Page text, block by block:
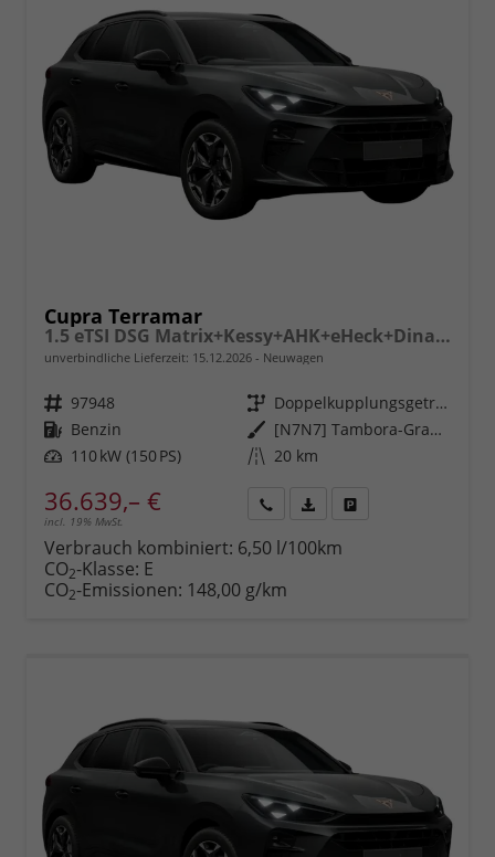
Cupra Terramar
1.5 eTSI DSG Matrix+Kessy+AHK+eHeck+Dinamica+CarPlay+eHeck+GV5
unverbindliche Lieferzeit: 15.12.2026 Neuwagen
Fahrzeugnr. 97948 Getriebe
Doppelkupplungsgetriebe (DSG)
Kraftstoff Benzin Außenfarbe
[N7N7] Tambora-Grau Metallic
Leistung 110 kW (150 PS) Kilometerstand 20 km
36.639,– €
incl. 19% MwSt.
anfordern
Datei,
Verbrauch kombiniert: 6,50 l/100km
CO2-Klasse: E
CO2-Emissionen: 148,00 g/km